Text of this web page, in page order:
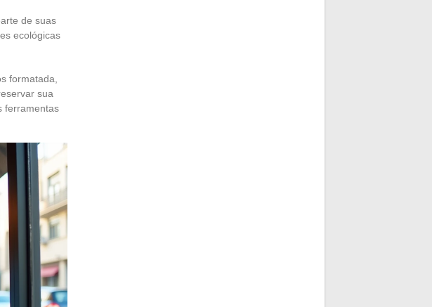
de suas
ecológicas
formatada,
sua
ferramentas